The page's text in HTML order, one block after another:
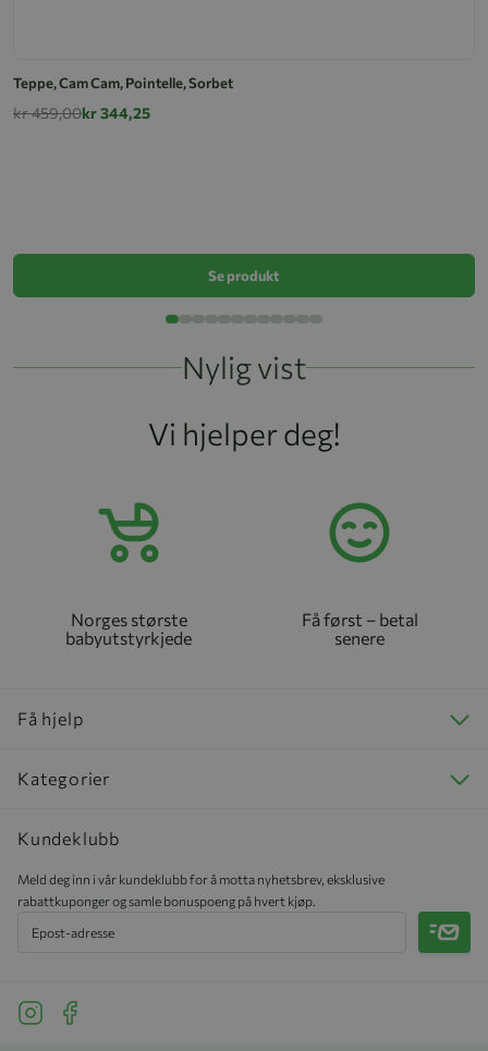
Teppe, Cam Cam, Pointelle, Sorbet
kr 459,00kr 344,25
Se produkt
Nylig vist
Vi hjelper deg!
Norges største
babyutstyrkjede
Få først – betal
senere
Få hjelp
Kategorier
Kundeklubb
Meld deg inn i vår kundeklubb for å motta nyhetsbrev, eksklusive
rabattkuponger og samle bonuspoeng på hvert kjøp.
Meld
See our Instagram
See our Facebook